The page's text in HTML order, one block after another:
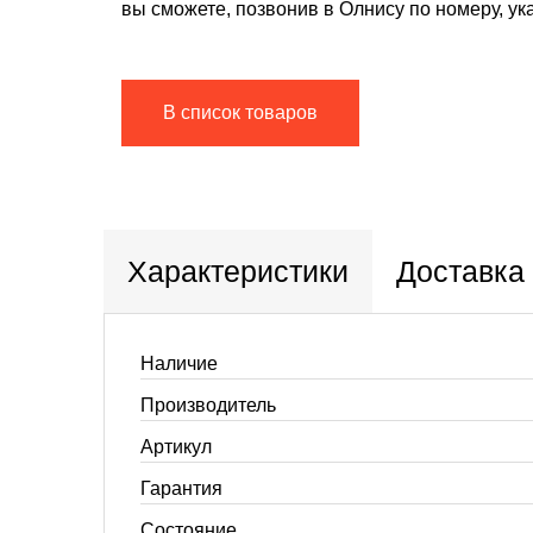
вы сможете, позвонив в Олнису по номеру,
В список товаров
Характеристики Доставка
Наличие
Производитель
Артикул
Гарантия